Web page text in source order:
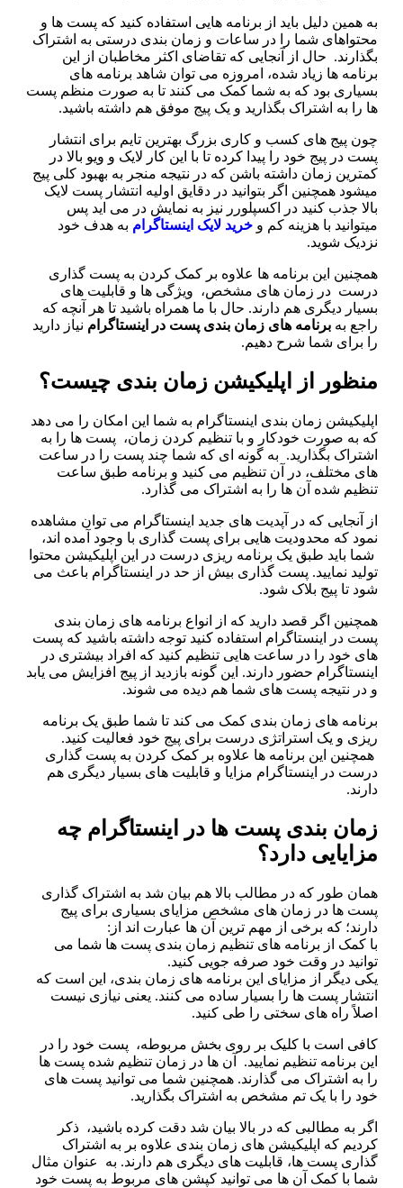
همین دلیل باید از برنامه‌ هایی استفاده کنید که پست‌ ها و
شما را در ساعات و زمان‌ بندی درستی به اشتراک
حال از آنجایی‌ که تقاضای اکثر مخاطبان از این
ها زیاد شده، امروزه می‌ توان شاهد برنامه‌ های
بود که به شما کمک می‌ کنند تا به‌ صورت منظم پست‌
را به اشتراک بگذارید و یک پیج موفق هم داشته باشید.
پیج های کسب و کاری بزرگ بهترین تایم برای انتشار
در پیج خود را پیدا کرده تا با این کار لایک و ویو بالا در
زمان داشته باشن که در نتیجه منجر به بهبود کلی پیج
همچنین اگر بتوانید در دقایق اولیه انتشار پست لایک
جذب کنید در اکسپلورر نیز به نمایش در می اید پس
با هزینه کم و خرید لایک اینستاگرامبه هدف خود
شوید.
این برنامه‌ ها علاوه‌ بر کمک کردن به پست گذاری
در زمان‌ های مشخص، ویژگی‌ ها و قابلیت‌ های
دیگری هم دارند. حال با ما همراه باشید تا هر آنچه که
بهبرنامه های زمان ‌بندی پست در اینستاگرامنیاز دارید
برای شما شرح دهیم.
از اپلیکیشن زمان بندی چیست؟
زمان‌ بندی اینستاگرام به شما این امکان را می‌ دهد
به‌ صورت خودکار و با تنظیم کردن زمان، پست‌ ها را به
بگذارید‌. به‌ گونه‌ ای که شما چند پست را در ساعت‌
مختلف، در آن تنظیم می‌ کنید و برنامه طبق ساعت
شده آن‌ ها را به اشتراک می‌ گذارد.
آنجایی‌ که در آپدیت های جدید اینستاگرام می توان مشاهده
که محدودیت هایی برای پست گذاری با وجود آمده اند،
باید طبق یک برنامه ریزی درست در این اپلیکیشن محتوا
نمایید. پست گذاری بیش از حد در اینستاگرام باعث می‌
تا پیج بلاک شود.
اگر قصد دارید که از انواع برنامه‌ های زمان‌ بندی
در اینستاگرام استفاده کنید توجه داشته باشید که پست‌
خود را در ساعت‌ هایی تنظیم کنید که افراد بیشتری در
حضور دارند. این‌ گونه بازدید از پیج افزایش می‌ یابد
در نتیجه پست‌ های شما هم دیده می‌ شوند.
های زمان‌ بندی کمک می‌ کند تا شما طبق یک برنامه‌
و یک استراتژی درست برای پیج خود فعالیت کنید.
این برنامه‌ ها علاوه‌ بر کمک کردن به پست گذاری
در اینستاگرام مزایا و قابلیت‌ های بسیار دیگری هم
بندی پست‌ ها در اینستاگرام چه
دارد؟
طور که در مطالب بالا هم بیان شد به‌ اشتراک ‌گذاری
ها در زمان‌ های مشخص مزایای بسیاری برای پیج
که برخی از مهم‌ ترین آن‌ ها عبارت‌ اند از:
کمک از برنامه‌ های تنظیم زمان‌ بندی پست‌ ها شما می‌
در وقت خود صرفه‌ جویی کنید.
دیگر از مزایای این برنامه‌ های زمان‌ بندی، این است که
پست‌ ها را بسیار ساده می‌ کنند. یعنی نیازی نیست
راه‌ های سختی را طی کنید.
است با کلیک بر روی بخش مربوطه، پست خود را در
برنامه تنظیم نمایید. آن‌ ها در زمان تنظیم‌ شده پست‌ ها
به اشتراک می‌ گذارند‌. همچنین شما می‌ توانید پست‌ های
را با یک تم مشخص به اشتراک بگذارید.
به مطالبی که در بالا بیان شد دقت کرده باشید، ذکر
که اپلیکیشن‌ های زمان‌ بندی علاوه‌ بر به‌ اشتراک‌
پست‌ ها، قابلیت‌ های دیگری هم دارند. به عنوان مثال
با کمک آن‌ ها می‌ توانید کپشن های مربوط به پست خود